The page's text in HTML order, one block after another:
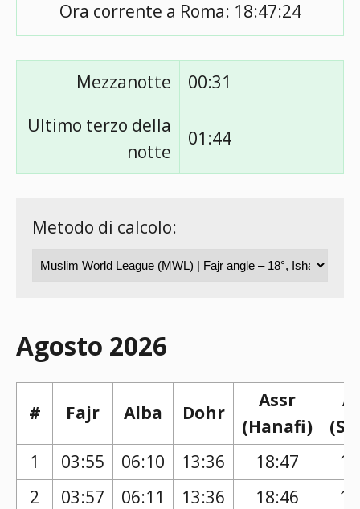
Ora corrente a Roma: 18:47:24
Mezzanotte
00:31
Ultimo terzo della
notte
01:44
Metodo di calcolo:
Agosto 2026
# Fajr Alba Dohr
Assr
(Hanafi)
1
03:55 06:10 13:36 18:47
2
03:57 06:11 13:36 18:46